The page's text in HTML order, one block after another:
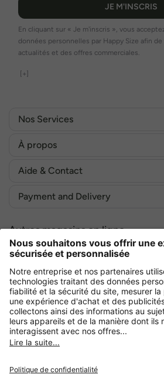
JE M'INSCRIS
En cliquant sur « Je m'inscris », vous
données personnelles par Happy Size afin de
actualités et des offres commerciales.
[+]
Nos Services
À propos
Aide & Contact
Payment and Delivery
Autres magasins en ligne
France
Achetez en toute sécurité